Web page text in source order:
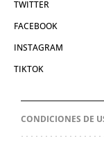
TWITTER
FACEBOOK
INSTAGRAM
TIKTOK
CONDICIONES DE